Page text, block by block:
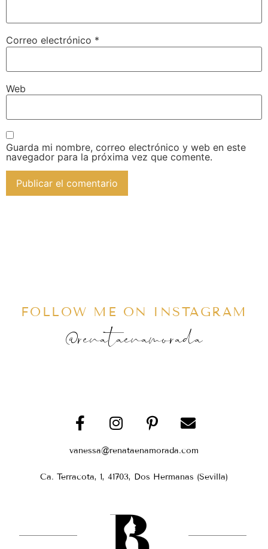
Correo electrónico *
Web
Guarda mi nombre, correo electrónico y web en este
navegador para la próxima vez que comente.
FOLLOW ME ON INSTAGRAM
@renataenamorada
vanessa@renataenamorada.com
Ca. Terracota, 1, 41703, Dos Hermanas (Sevilla)